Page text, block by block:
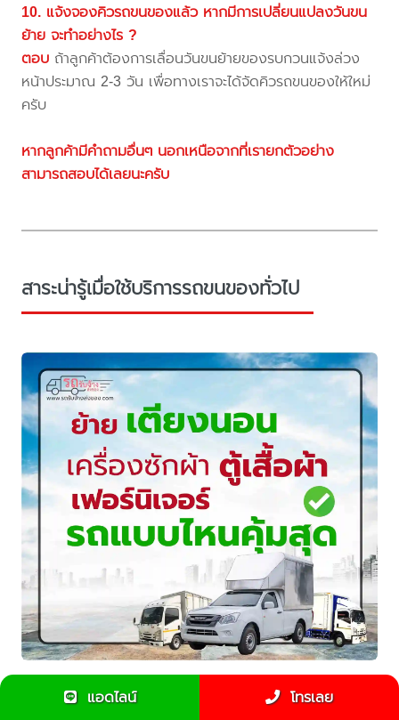
10. แจ้งจองคิวรถขนของแล้ว หากมีการเปลี่ยนแปลงวันขน
ย้าย จะทำอย่างไร ?
ตอบ ถ้าลูกค้าต้องการเลื่อนวันขนย้ายของรบกวนแจ้งล่วง
หน้าประมาณ 2-3 วัน เพื่อทางเราจะได้จัดคิวรถขนของให้ใหม่
ครับ
หากลูกค้ามีคำถามอื่นๆ นอกเหนือจากที่เรายกตัวอย่าง
สามารถสอบได้เลยนะครับ
สาระน่ารู้เมื่อใช้บริการรถขนของทั่วไป
ย้ายเตียงนอน เครื่องซักผ้า ตู้เสื้อผ้า — รถกระบะรับจ้างแบบ
แอดไลน์ โทรเลย